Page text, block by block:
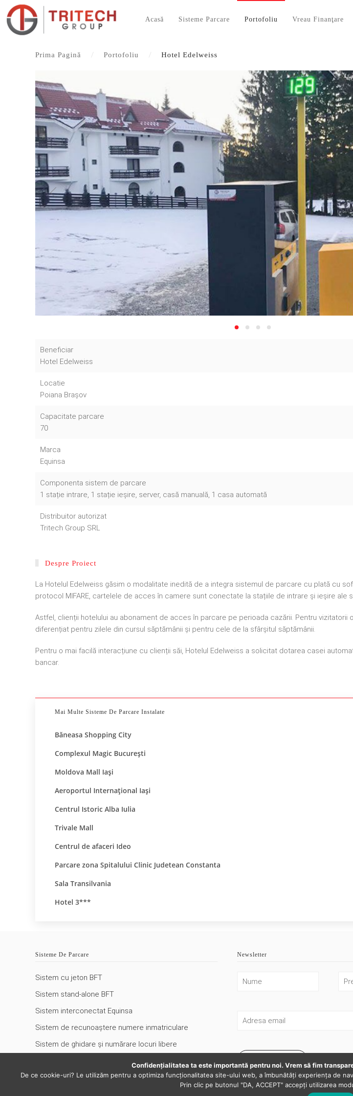
Acasă Sisteme Parcare Portofoliu Vreau Finanţare
Prima Pagină Portofoliu Hotel Edelweiss
Beneficiar
Hotel Edelweiss
Locatie
Poiana Brașov
Capacitate parcare
70
Marca
Equinsa
Componenta sistem de parcare
1 stație intrare, 1 stație ieșire, server, casă manuală, 1 casa automată
Distribuitor autorizat
Tritech Group SRL
Despre Proiect
La Hotelul Edelweiss găsim o modalitate inedită de a integra sistemul de parcare cu plată cu
protocol MIFARE, cartelele de acces în camere sunt conectate la stațiile de intrare și ieșire ale
Astfel, clienții hotelului au abonament de acces în parcare pe perioada cazării. Pentru vizitatorii
diferențiat pentru zilele din cursul săptămânii și pentru cele de la sfârșitul săptămânii.
Pentru o mai facilă interacțiune cu clienții săi, Hotelul Edelweiss a solicitat dotarea casei
bancar.
Mai Multe Sisteme De Parcare Instalate
Băneasa Shopping City
Complexul Magic Bucureşti
Moldova Mall Iaşi
Aeroportul Internaţional Iaşi
Centrul Istoric Alba Iulia
Trivale Mall
Centrul de afaceri Ideo
Parcare zona Spitalului Clinic Judetean Constanta
Sala Transilvania
Hotel 3***
Sisteme De Parcare
Sistem cu jeton BFT
Sistem stand-alone BFT
Sistem interconectat Equinsa
Sistem de recunoaștere numere inmatriculare
Sistem de ghidare și numărare locuri libere
Newsletter
Confidenţialitatea ta este importantă pentru noi. Vrem să fim
De ce cookie-uri? Le utilizăm pentru a optimiza funcţionalitatea site-ului web, a îmbunătăţi experienţa de
Prin clic pe butonul "DA, ACCEPT" accepţi utilizarea